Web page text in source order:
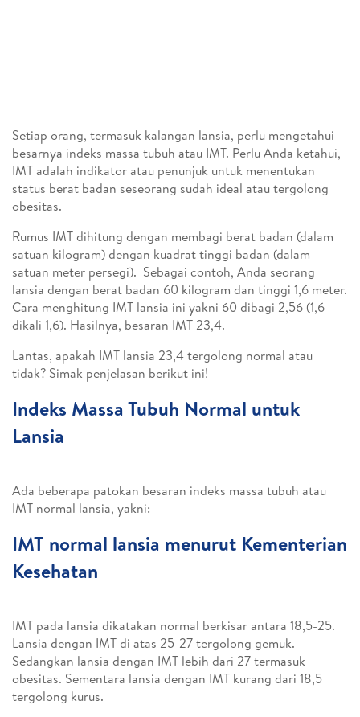
Setiap orang, termasuk kalangan lansia, perlu mengetahui
besarnya indeks massa tubuh atau IMT. Perlu Anda ketahui,
IMT adalah indikator atau penunjuk untuk menentukan
status berat badan seseorang sudah ideal atau tergolong
obesitas.
Rumus IMT dihitung dengan membagi berat badan (dalam
satuan kilogram) dengan kuadrat tinggi badan (dalam
satuan meter persegi). Sebagai contoh, Anda seorang
lansia dengan berat badan 60 kilogram dan tinggi 1,6 meter.
Cara menghitung IMT lansia ini yakni 60 dibagi 2,56 (1,6
dikali 1,6). Hasilnya, besaran IMT 23,4.
Lantas, apakah IMT lansia 23,4 tergolong normal atau
tidak? Simak penjelasan berikut ini!
Indeks Massa Tubuh Normal untuk
Lansia
Ada beberapa patokan besaran indeks massa tubuh atau
IMT normal lansia, yakni:
IMT normal lansia menurut Kementerian
Kesehatan
IMT pada lansia dikatakan normal berkisar antara 18,5-25.
Lansia dengan IMT di atas 25-27 tergolong gemuk.
Sedangkan lansia dengan IMT lebih dari 27 termasuk
obesitas. Sementara lansia dengan IMT kurang dari 18,5
tergolong kurus.